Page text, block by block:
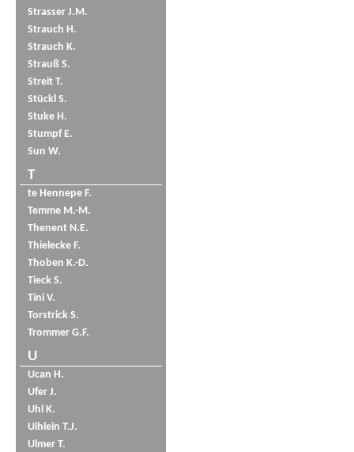
Strasser J.M.
Strauch H.
Strauch K.
Strauß S.
Streit T.
Stückl S.
Stuke H.
Stumpf E.
Sun W.
T
te Hennepe F.
Temme M.-M.
Thenent N.E.
Thielecke F.
Thoben K.-D.
Tieck S.
Tini V.
Torstrick S.
Trommer G.F.
U
Ucan H.
Ufer J.
Uhl K.
Uihlein T.J.
Ulmer T.